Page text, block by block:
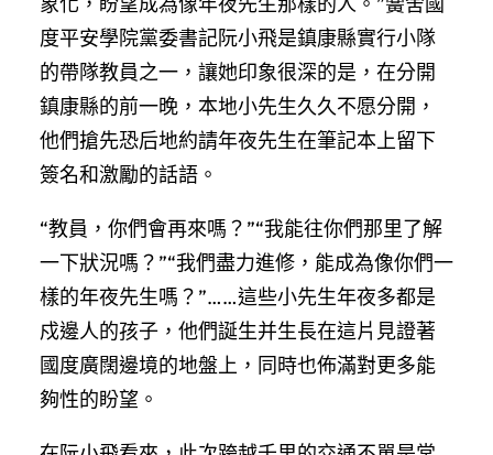
度平安學院黨委書記阮小飛是鎮康縣實行小隊
的帶隊教員之一，讓她印象很深的是，在分開
鎮康縣的前一晚，本地小先生久久不愿分開，
他們搶先恐后地約請年夜先生在筆記本上留下
簽名和激勵的話語。
“教員，你們會再來嗎？”“我能往你們那里了解
一下狀況嗎？”“我們盡力進修，能成為像你們一
樣的年夜先生嗎？”……這些小先生年夜多都是
戍邊人的孩子，他們誕生并生長在這片見證著
國度廣闊邊境的地盤上，同時也佈滿對更多能
夠性的盼望。